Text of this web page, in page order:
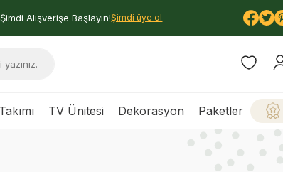
Alışverişe Başlayın!Şimdi üye ol
TV Ünitesi Dekorasyon Paketler